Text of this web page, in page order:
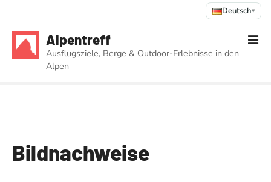
Deutsch▾
Alpentreff
Ausflugsziele, Berge & Outdoor-Erlebnisse in den
Alpen
Bildnachweise